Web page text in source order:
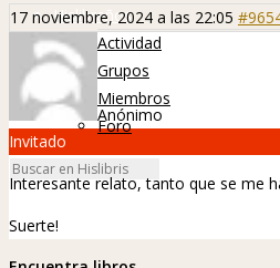
Hislibreños
Actividad
Grupos
Miembros
Foro
17 noviembre, 2024 a las 22:05
Anónimo
Invitado
Interesante relato, tanto que se me
Suerte!